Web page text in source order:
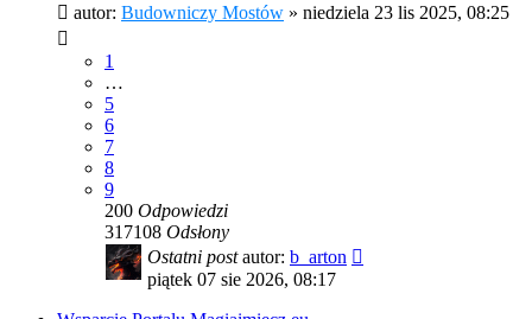
autor: Budowniczy Mostów » niedziela 23 lis 2025, 08:25
1
…
5
6
7
8
9
200 Odpowiedzi
317108 Odsłony
Ostatni postautor: b_arton
piątek 07 sie 2026, 08:17